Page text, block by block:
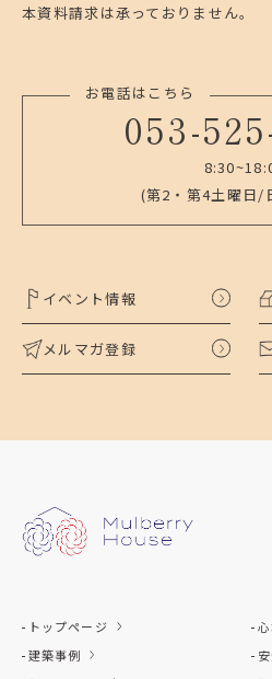
本資料請求は承っておりません。
お電話はこちら
053-
(第2・第4土曜日/
イベント情報
メルマガ登録
トップページ
建築事例